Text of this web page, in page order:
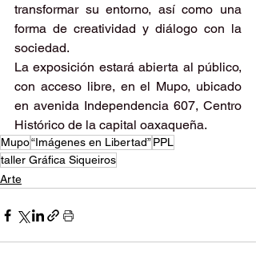
transformar su entorno, así como una
forma de creatividad y diálogo con la
sociedad.
La exposición estará abierta al público,
con acceso libre, en el Mupo, ubicado
en avenida Independencia 607, Centro
Histórico de la capital oaxaqueña.
Mupo“Imágenes en Libertad”PPL
taller Gráfica Siqueiros
Arte